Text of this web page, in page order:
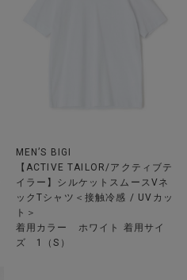
MEN’S BIGI
【ACTIVE TAILOR/アクティブテ
イラー】シルケットスムースVネ
ックTシャツ＜接触冷感 / UVカッ
ト＞
着用カラー ホワイト 着用サイ
ズ 1（S）